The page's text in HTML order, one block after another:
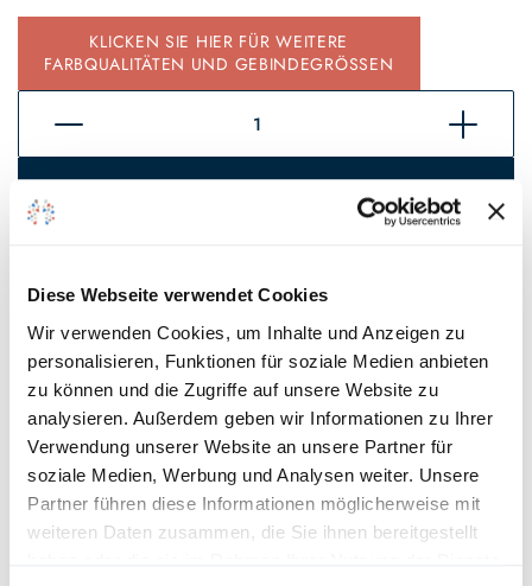
Diese Webseite verwendet Cookies
Wir verwenden Cookies, um Inhalte und Anzeigen zu
personalisieren, Funktionen für soziale Medien anbieten
zu können und die Zugriffe auf unsere Website zu
analysieren. Außerdem geben wir Informationen zu Ihrer
Verwendung unserer Website an unsere Partner für
soziale Medien, Werbung und Analysen weiter. Unsere
Partner führen diese Informationen möglicherweise mit
weiteren Daten zusammen, die Sie ihnen bereitgestellt
KLICKEN SIE HIER FÜR WEITERE
FARBQUALITÄTEN UND GEBINDEGRÖSSEN
Auf den Wunschzettel
* Gilt für Lieferungen innerhalb Deutschlands, Lieferzeiten für andere
Länder entnehmen Sie bitte unserenVersandinformationen .
Technische Details und Hinweise
Hinweis zur Grundierung